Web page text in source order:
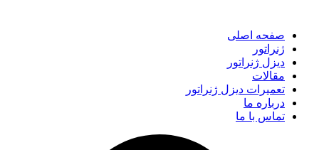
صفحه اصلی
ژنراتور
دیزل ژنراتور
مقالات
تعمیرات دیزل ژنراتور
درباره ما
تماس با ما